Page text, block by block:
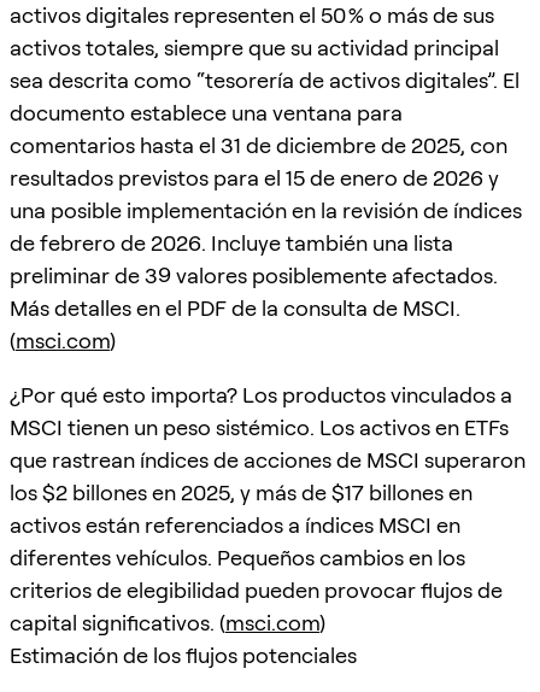
activos digitales representen el 50 % o más de sus
activos totales, siempre que su actividad principal
sea descrita como “tesorería de activos digitales”. El
documento establece una ventana para
comentarios hasta el 31 de diciembre de 2025, con
resultados previstos para el 15 de enero de 2026 y
una posible implementación en la revisión de índices
de febrero de 2026. Incluye también una lista
preliminar de 39 valores posiblemente afectados.
Más detalles en el PDF de la consulta de MSCI.
(msci.com)
¿Por qué esto importa? Los productos vinculados a
MSCI tienen un peso sistémico. Los activos en ETFs
que rastrean índices de acciones de MSCI superaron
los $2 billones en 2025, y más de $17 billones en
activos están referenciados a índices MSCI en
diferentes vehículos. Pequeños cambios en los
criterios de elegibilidad pueden provocar flujos de
capital significativos. (msci.com)
Estimación de los flujos potenciales